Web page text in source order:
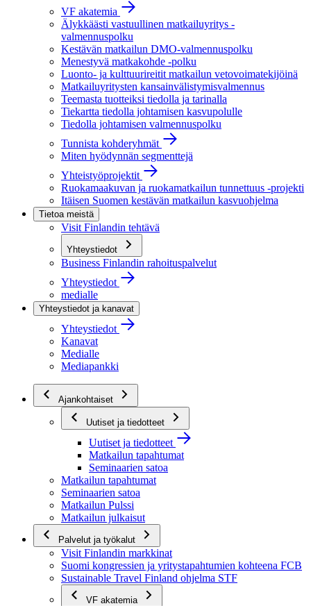
VF akatemia
Älykkäästi vastuullinen matkailuyritys -
valmennuspolku
Kestävän matkailun DMO-valmennuspolku
Menestyvä matkakohde -polku
Luonto- ja kulttuurireitit matkailun vetovoimatekijöinä
Matkailuyritysten kansainvälistymisvalmennus
Teemasta tuotteiksi tiedolla ja tarinalla
Tiekartta tiedolla johtamisen kasvupolulle
Tiedolla johtamisen valmennuspolku
Tunnista kohderyhmät
Miten hyödynnän segmenttejä
Yhteistyöprojektit
Ruokamaakuvan ja ruokamatkailun tunnettuus -projekti
Itäisen Suomen kestävän matkailun kasvuohjelma
Tietoa meistä
Visit Finlandin tehtävä
Yhteystiedot
Business Finlandin rahoituspalvelut
Yhteystiedot
medialle
Yhteystiedot ja kanavat
Yhteystiedot
Kanavat
Medialle
Mediapankki
Ajankohtaiset
Uutiset ja tiedotteet
Uutiset ja tiedotteet
Matkailun tapahtumat
Seminaarien satoa
Matkailun tapahtumat
Seminaarien satoa
Matkailun Pulssi
Matkailun julkaisut
Palvelut ja työkalut
Visit Finlandin markkinat
Suomi kongressien ja yritystapahtumien kohteena FCB
Sustainable Travel Finland ohjelma STF
VF akatemia